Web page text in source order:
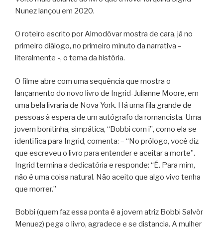
Nunez lançou em 2020.
O roteiro escrito por Almodóvar mostra de cara, já no
primeiro diálogo, no primeiro minuto da narrativa –
literalmente -, o tema da história.
O filme abre com uma sequência que mostra o
lançamento do novo livro de Ingrid-Julianne Moore, em
uma bela livraria de Nova York. Há uma fila grande de
pessoas à espera de um autógrafo da romancista. Uma
jovem bonitinha, simpática, “Bobbi com i”, como ela se
identifica para Ingrid, comenta: – “No prólogo, você diz
que escreveu o livro para entender e aceitar a morte”.
Ingrid termina a dedicatória e responde: “É. Para mim,
não é uma coisa natural. Não aceito que algo vivo tenha
que morrer.”
Bobbi (quem faz essa ponta é a jovem atriz Bobbi Salvör
Menuez) pega o livro, agradece e se distancia. A mulher